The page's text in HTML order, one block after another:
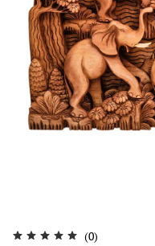
(0)